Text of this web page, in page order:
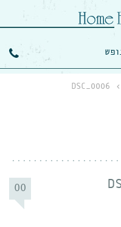
›
DSC_0006
00